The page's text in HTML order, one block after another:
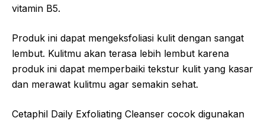
vitamin B5.
Produk ini dapat mengeksfoliasi kulit dengan sangat
lembut. Kulitmu akan terasa lebih lembut karena
produk ini dapat memperbaiki tekstur kulit yang kasar
dan merawat kulitmu agar semakin sehat.
Cetaphil Daily Exfoliating Cleanser cocok digunakan